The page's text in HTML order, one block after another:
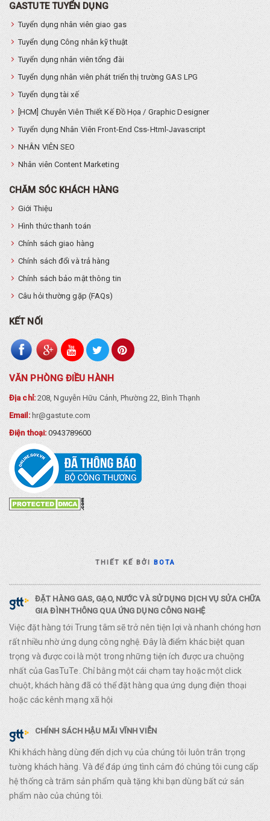
GASTUTE TUYỂN DỤNG
Tuyển dụng nhân viên giao gas
Tuyển dụng Công nhân kỹ thuật
Tuyển dụng nhân viên tổng đài
Tuyển dụng nhân viên phát triển thị trường GAS LPG
Tuyển dụng tài xế
[HCM] Chuyên Viên Thiết Kế Đồ Họa / Graphic Designer
Tuyển dụng Nhân Viên Front-End Css-Html-Javascript
NHÂN VIÊN SEO
Nhân viên Content Marketing
CHĂM SÓC KHÁCH HÀNG
Giới Thiệu
Hình thức thanh toán
Chính sách giao hàng
Chính sách đổi và trả hàng
Chính sách bảo mật thông tin
Câu hỏi thường gặp (FAQs)
KẾT NỐI
VĂN PHÒNG ĐIỀU HÀNH
Địa chỉ:208, Nguyễn Hữu Cảnh, Phường 22, Bình Thạnh
Email:hr@gastute.com
Điện thoại:0943789600
THIẾT KẾ BỞIBOTA
ĐẶT HÀNG GAS, GẠO, NƯỚC VÀ SỬ DỤNG DỊCH VỤ SỬA CHỮA
GIA ĐÌNH THÔNG QUA ỨNG DỤNG CÔNG NGHỆ
Việc đặt hàng tới Trung tâm sẽ trở nên tiện lợi và nhanh chóng hơn
rất nhiều nhờ ứng dụng công nghệ. Đây là điểm khác biệt quan
trọng và được coi là một trong những tiện ích được ưa chuộng
nhất của GasTuTe. Chỉ bằng một cái chạm tay hoặc một click
chuột, khách hàng đã có thể đặt hàng qua ứng dụng điện thoại
hoặc các kênh mạng xã hội
CHÍNH SÁCH HẬU MÃI VĨNH VIỄN
Khi khách hàng dùng đến dịch vụ của chúng tôi luôn trân trọng
tường khách hàng. Và để đáp ứng tình cảm đó chúng tôi cung cấp
hệ thống cà trăm sản phẩm quà tặng khi bạn dùng bất cứ sản
phẩm nào của chúng tôi.